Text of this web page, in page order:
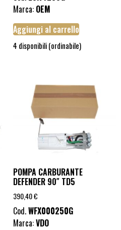
Marca: OEM
Aggiungi al carrello
4 disponibili (ordinabile)
POMPA CARBURANTE
DEFENDER 90″ TD5
390,40€
Cod.WFX000250G
Marca:VDO